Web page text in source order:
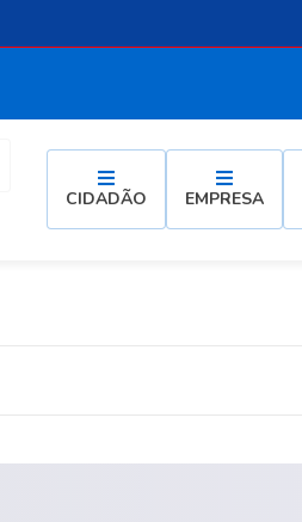
CIDADÃO EMPRESA